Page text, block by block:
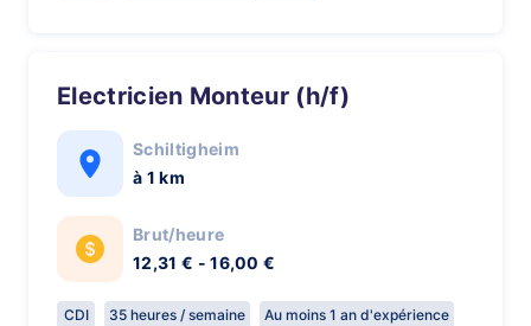
Electricien Monteur (h/f)
Schiltigheim
à 1 km
Brut/heure
12,31 € - 16,00 €
CDI 35 heures / semaine Au moins 1 an d'expérience